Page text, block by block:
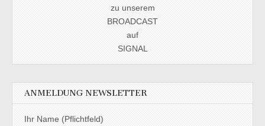
zu unserem
BROADCAST
auf
SIGNAL
ANMELDUNG NEWSLETTER
Ihr Name (Pflichtfeld)